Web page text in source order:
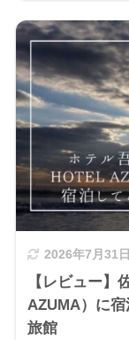
2026年7月31日
【レビュー】
AZUMA）に
旅館